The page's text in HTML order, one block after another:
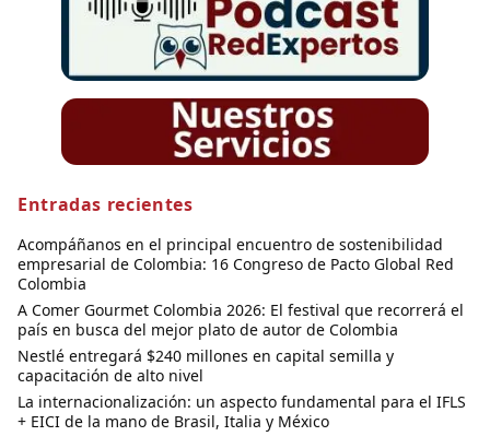
Entradas recientes
Acompáñanos en el principal encuentro de sostenibilidad
empresarial de Colombia: 16 Congreso de Pacto Global Red
Colombia
A Comer Gourmet Colombia 2026: El festival que recorrerá el
país en busca del mejor plato de autor de Colombia
Nestlé entregará $240 millones en capital semilla y
capacitación de alto nivel
La internacionalización: un aspecto fundamental para el IFLS
+ EICI de la mano de Brasil, Italia y México